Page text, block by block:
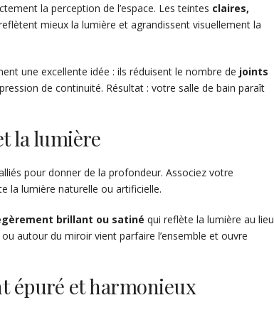
la perception de l’espace. Les teintes claires,
mieux la lumière et agrandissent visuellement la
une excellente idée : ils réduisent le nombre de joints
de continuité. Résultat : votre salle de bain paraît
la lumière
pour donner de la profondeur. Associez votre
la lumière naturelle ou artificielle.
brillant ou satiné qui reflète la lumière au lieu
autour du miroir vient parfaire l’ensemble et ouvre
épuré et harmonieux